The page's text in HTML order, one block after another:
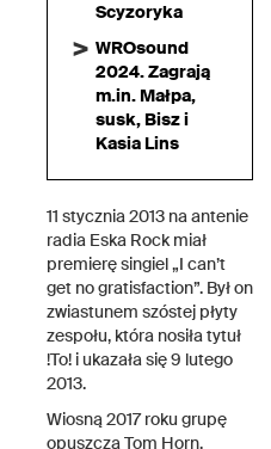
Scyzoryka
WROsound
2024. Zagrają
m.in. Małpa,
susk, Bisz i
Kasia Lins
11 stycznia 2013 na antenie
radia Eska Rock miał
premierę singiel „I can’t
get no gratisfaction”. Był on
zwiastunem szóstej płyty
zespołu, która nosiła tytuł
!To! i ukazała się 9 lutego
2013.
Wiosną 2017 roku grupę
opuszcza Tom Horn,